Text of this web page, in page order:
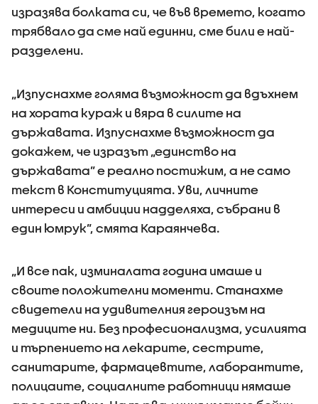
изразява болката си, че във времето, когато
трябвало да сме най единни, сме били е най-
разделени.
„Изпуснахме голяма възможност да вдъхнем
на хората кураж и вяра в силите на
държавата. Изпуснахме възможност да
докажем, че изразът „единство на
държавата” е реално постижим, а не само
текст в Конституцията. Уви, личните
интереси и амбиции надделяха, събрани в
един юмрук”, смята Караянчева.
„И все пак, изминалата година имаше и
своите положителни моменти. Станахме
свидетели на удивителния героизъм на
медиците ни. Без професионализма, усилията
и търпението на лекарите, сестрите,
санитарите, фармацевтите, лаборантите,
полицаите, социалните работници нямаше